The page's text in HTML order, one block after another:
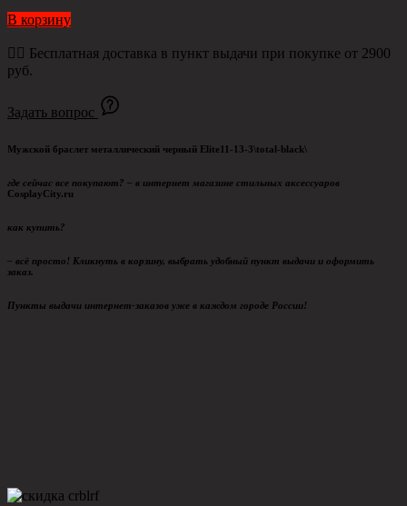
В корзину
👉🏻 Бесплатная доставка в пункт выдачи при покупке от 2900
руб.
Задать вопрос
Мужской браслет металлический черный Elite11-13-3\total-black\
где сейчас все покупают? – в интернет магазине стильных аксессуаров
CosplayCity.ru
как купить?
– всё просто! Кликнуть в корзину, выбрать удобный пункт выдачи и оформить
заказ.
Пункты выдачи интернет-заказов уже в каждом городе России!